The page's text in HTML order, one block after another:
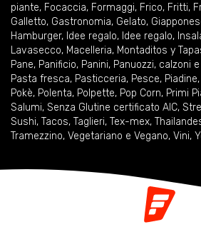
piante, Focaccia, Formaggi, Frico, Fritti,
Galletto, Gastronomia, Gelato,
Hamburger, Idee regalo, Idee regalo,
Lavasecco, Macelleria, Montaditos y
Pane, Panificio, Panini, Panuozzi, calzoni
Pasta fresca, Pasticceria, Pesce, Piadine,
Pokè, Polenta, Polpette, Pop Corn, Primi
Salumi, Senza Glutine certificato AIC,
Sushi, Tacos, Taglieri, Tex-mex,
Tramezzino, Vegetariano e Vegano, Vini,